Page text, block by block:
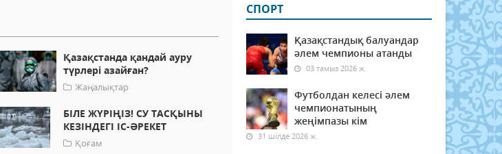
Қазақстанда қандай ауру
түрлері азайған?
Жаңалықтар
БІЛЕ ЖҮРІҢІЗ! СУ ТАСҚЫНЫ
КЕЗІНДЕГІ ІС-ӘРЕКЕТ
Қоғам
СПОРТ
Қазақстандық балуандар
әлем чемпионы атанды
03 тамыз 2026 ж.
Футболдан келесі әлем
чемпионатының
жеңімпазы кім
31 шілде 2026 ж.